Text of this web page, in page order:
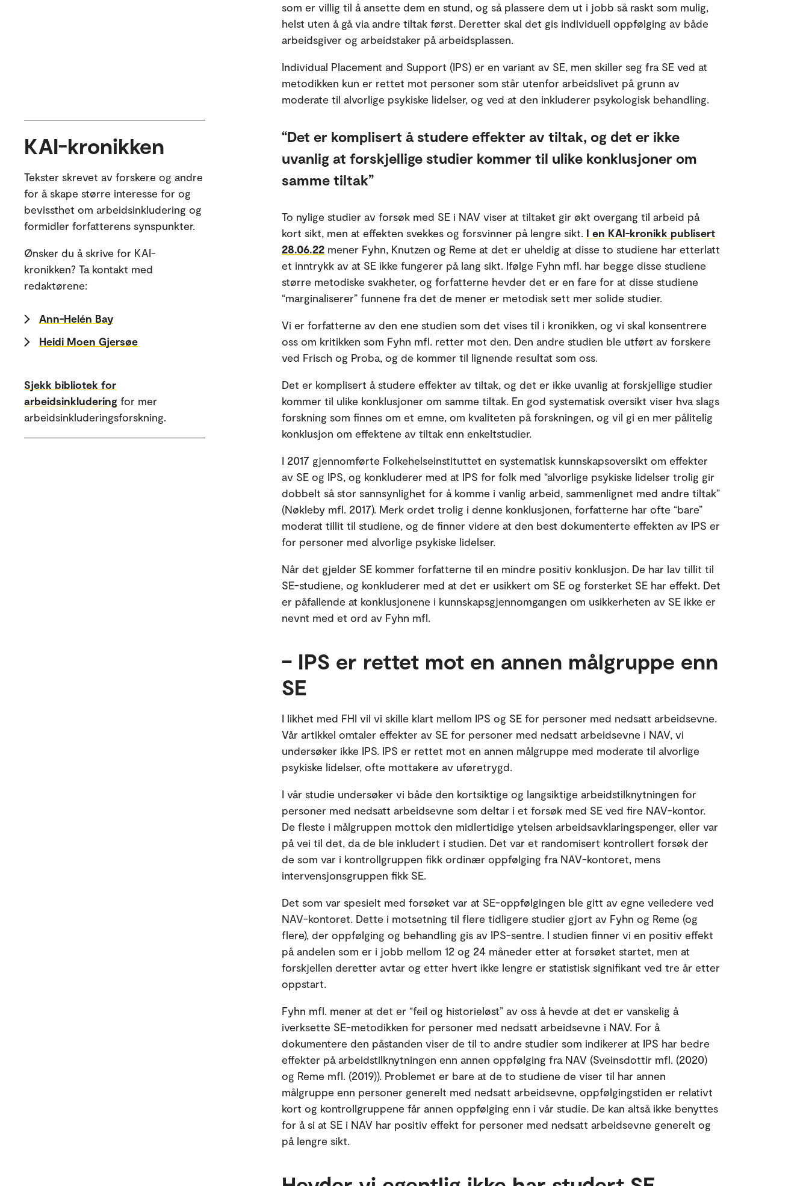
som er villig til å ansette dem en stund, og så plassere dem ut i jobb så raskt som mulig,
helst uten å gå via andre tiltak først. Deretter skal det gis individuell oppfølging av både
arbeidsgiver og arbeidstaker på arbeidsplassen.
Individual Placement and Support (IPS) er en variant av SE, men skiller seg fra SE ved at
metodikken kun er rettet mot personer som står utenfor arbeidslivet på grunn av
moderate til alvorlige psykiske lidelser, og ved at den inkluderer psykologisk behandling.
KAI-kronikken
Tekster skrevet av forskere og andre
for å skape større interesse for og
bevissthet om arbeidsinkludering og
formidler forfatterens synspunkter.
Ønsker du å skrive for KAI-
kronikken? Ta kontakt med
redaktørene:
Ann-Helén Bay
Heidi Moen Gjersøe
Sjekk bibliotek for
arbeidsinkludering for mer
arbeidsinkluderingsforskning.
Det er komplisert å studere effekter av tiltak, og det er ikke
uvanlig at forskjellige studier kommer til ulike konklusjoner om
samme tiltak
To nylige studier av forsøk med SE i NAV viser at tiltaket gir økt overgang til arbeid på
kort sikt, men at effekten svekkes og forsvinner på lengre sikt. I en KAI-kronikk publisert
28.06.22 mener Fyhn, Knutzen og Reme at det er uheldig at disse to studiene har etterlatt
et inntrykk av at SE ikke fungerer på lang sikt. Ifølge Fyhn mfl. har begge disse studiene
større metodiske svakheter, og forfatterne hevder det er en fare for at disse studiene
“marginaliserer” funnene fra det de mener er metodisk sett mer solide studier.
Vi er forfatterne av den ene studien som det vises til i kronikken, og vi skal konsentrere
oss om kritikken som Fyhn mfl. retter mot den. Den andre studien ble utført av forskere
ved Frisch og Proba, og de kommer til lignende resultat som oss.
Det er komplisert å studere effekter av tiltak, og det er ikke uvanlig at forskjellige studier
kommer til ulike konklusjoner om samme tiltak. En god systematisk oversikt viser hva slags
forskning som finnes om et emne, om kvaliteten på forskningen, og vil gi en mer pålitelig
konklusjon om effektene av tiltak enn enkeltstudier.
I 2017 gjennomførte Folkehelseinstituttet en systematisk kunnskapsoversikt om effekter
av SE og IPS, og konkluderer med at IPS for folk med “alvorlige psykiske lidelser trolig gir
dobbelt så stor sannsynlighet for å komme i vanlig arbeid, sammenlignet med andre tiltak”
(Nøkleby mfl. 2017). Merk ordet trolig i denne konklusjonen, forfatterne har ofte “bare”
moderat tillit til studiene, og de finner videre at den best dokumenterte effekten av IPS er
for personer med alvorlige psykiske lidelser.
Når det gjelder SE kommer forfatterne til en mindre positiv konklusjon. De har lav tillit til
SE-studiene, og konkluderer med at det er usikkert om SE og forsterket SE har effekt. Det
er påfallende at konklusjonene i kunnskapsgjennomgangen om usikkerheten av SE ikke er
nevnt med et ord av Fyhn mfl.
– IPS er rettet mot en annen målgruppe enn
SE
I likhet med FHI vil vi skille klart mellom IPS og SE for personer med nedsatt arbeidsevne.
Vår artikkel omtaler effekter av SE for personer med nedsatt arbeidsevne i NAV, vi
undersøker ikke IPS. IPS er rettet mot en annen målgruppe med moderate til alvorlige
psykiske lidelser, ofte mottakere av uføretrygd.
I vår studie undersøker vi både den kortsiktige og langsiktige arbeidstilknytningen for
personer med nedsatt arbeidsevne som deltar i et forsøk med SE ved fire NAV-kontor.
De fleste i målgruppen mottok den midlertidige ytelsen arbeidsavklaringspenger, eller var
på vei til det, da de ble inkludert i studien. Det var et randomisert kontrollert forsøk der
de som var i kontrollgruppen fikk ordinær oppfølging fra NAV-kontoret, mens
intervensjonsgruppen fikk SE.
Det som var spesielt med forsøket var at SE-oppfølgingen ble gitt av egne veiledere ved
NAV-kontoret. Dette i motsetning til flere tidligere studier gjort av Fyhn og Reme (og
flere), der oppfølging og behandling gis av IPS-sentre. I studien finner vi en positiv effekt
på andelen som er i jobb mellom 12 og 24 måneder etter at forsøket startet, men at
forskjellen deretter avtar og etter hvert ikke lengre er statistisk signifikant ved tre år etter
oppstart.
Fyhn mfl. mener at det er “feil og historieløst” av oss å hevde at det er vanskelig å
iverksette SE-metodikken for personer med nedsatt arbeidsevne i NAV. For å
dokumentere den påstanden viser de til to andre studier som indikerer at IPS har bedre
effekter på arbeidstilknytningen enn annen oppfølging fra NAV (Sveinsdottir mfl. (2020)
og Reme mfl. (2019)). Problemet er bare at de to studiene de viser til har annen
målgruppe enn personer generelt med nedsatt arbeidsevne, oppfølgingstiden er relativt
kort og kontrollgruppene får annen oppfølging enn i vår studie. De kan altså ikke benyttes
for å si at SE i NAV har positiv effekt for personer med nedsatt arbeidsevne generelt og
på lengre sikt.